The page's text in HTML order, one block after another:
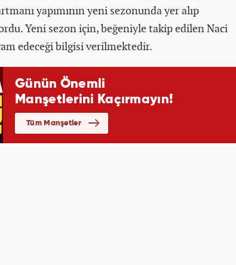
yapımının yeni sezonunda yer alıp
Yeni sezon için, beğeniyle takip edilen Naci
edeceği bilgisi verilmektedir.